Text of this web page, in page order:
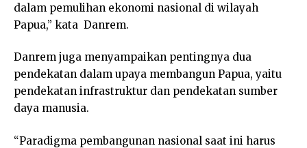
dalam pemulihan ekonomi nasional di wilayah
Papua,” kata Danrem.
Danrem juga menyampaikan pentingnya dua
pendekatan dalam upaya membangun Papua, yaitu
pendekatan infrastruktur dan pendekatan sumber
daya manusia.
“Paradigma pembangunan nasional saat ini harus